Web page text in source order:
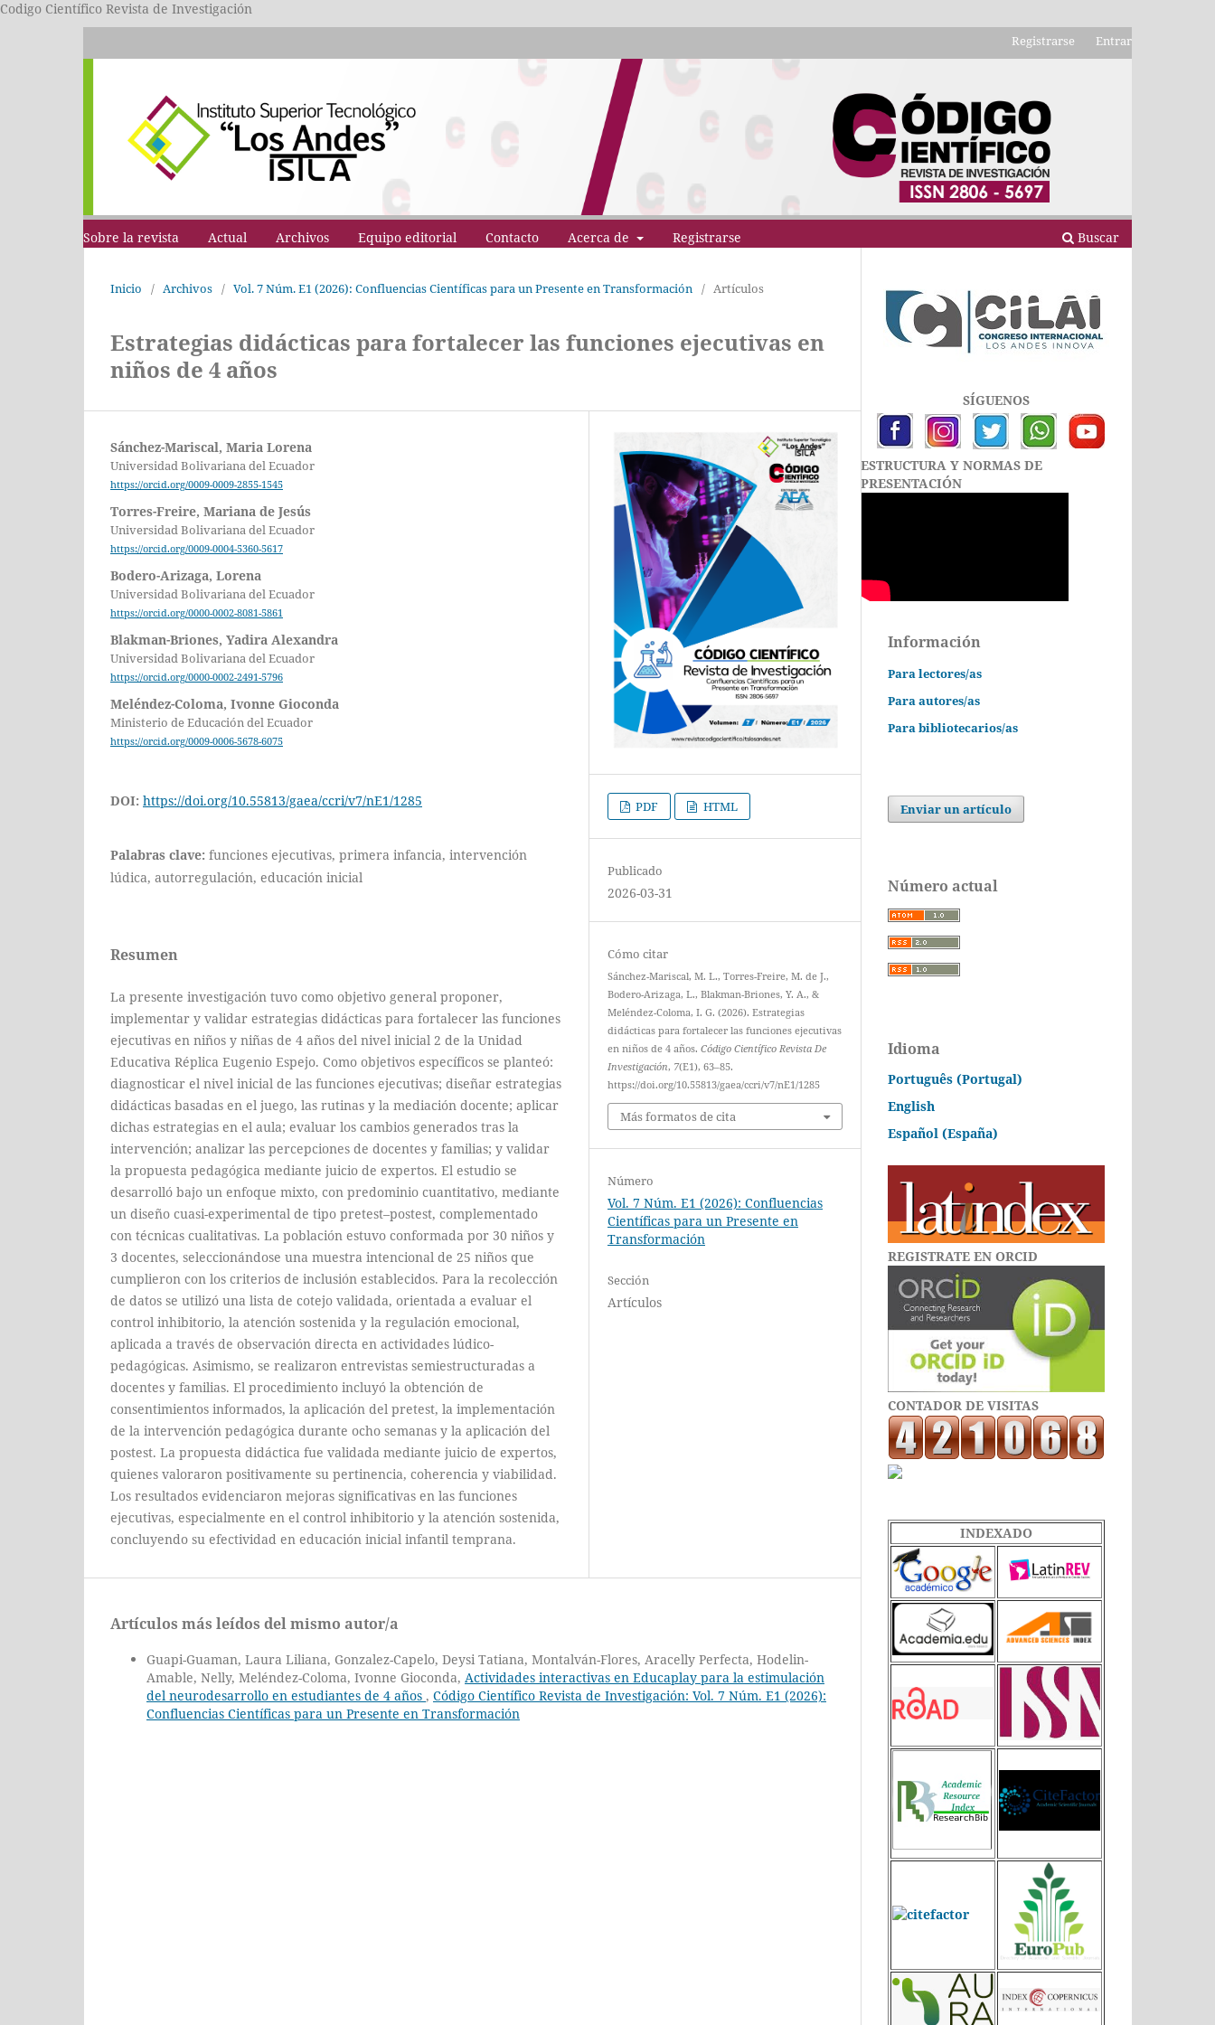
Codigo Científico Revista de Investigación
Sobre la revista Actual Archivos Equipo editorial Contacto Acerca de Registrarse Buscar
Registrarse Entrar
Inicio / Archivos / Vol. 7 Núm. E1 (2026): Confluencias Científicas para un Presente en Transformación / Artículos
Estrategias didácticas para fortalecer las funciones ejecutivas en
niños de 4 años
Sánchez-Mariscal, Maria Lorena
Universidad Bolivariana del Ecuador
https://orcid.org/0009-0009-2855-1545
Torres-Freire, Mariana de Jesús
Universidad Bolivariana del Ecuador
https://orcid.org/0009-0004-5360-5617
Bodero-Arizaga, Lorena
Universidad Bolivariana del Ecuador
https://orcid.org/0000-0002-8081-5861
Blakman-Briones, Yadira Alexandra
Universidad Bolivariana del Ecuador
https://orcid.org/0000-0002-2491-5796
Meléndez-Coloma, Ivonne Gioconda
Ministerio de Educación del Ecuador
https://orcid.org/0009-0006-5678-6075
DOI: https://doi.org/10.55813/gaea/ccri/v7/nE1/1285
Palabras clave: funciones ejecutivas, primera infancia, intervención
lúdica, autorregulación, educación inicial
Resumen
La presente investigación tuvo como objetivo general proponer,
implementar y validar estrategias didácticas para fortalecer las funciones
ejecutivas en niños y niñas de 4 años del nivel inicial 2 de la Unidad
Educativa Réplica Eugenio Espejo. Como objetivos específicos se planteó:
diagnosticar el nivel inicial de las funciones ejecutivas; diseñar estrategias
didácticas basadas en el juego, las rutinas y la mediación docente; aplicar
dichas estrategias en el aula; evaluar los cambios generados tras la
intervención; analizar las percepciones de docentes y familias; y validar
la propuesta pedagógica mediante juicio de expertos. El estudio se
desarrolló bajo un enfoque mixto, con predominio cuantitativo, mediante
un diseño cuasi-experimental de tipo pretest–postest, complementado
con técnicas cualitativas. La población estuvo conformada por 30 niños y
3 docentes, seleccionándose una muestra intencional de 25 niños que
cumplieron con los criterios de inclusión establecidos. Para la recolección
de datos se utilizó una lista de cotejo validada, orientada a evaluar el
control inhibitorio, la atención sostenida y la regulación emocional,
aplicada a través de observación directa en actividades lúdico-
pedagógicas. Asimismo, se realizaron entrevistas semiestructuradas a
docentes y familias. El procedimiento incluyó la obtención de
consentimientos informados, la aplicación del pretest, la implementación
de la intervención pedagógica durante ocho semanas y la aplicación del
postest. La propuesta didáctica fue validada mediante juicio de expertos,
quienes valoraron positivamente su pertinencia, coherencia y viabilidad.
Los resultados evidenciaron mejoras significativas en las funciones
ejecutivas, especialmente en el control inhibitorio y la atención sostenida,
concluyendo su efectividad en educación inicial infantil temprana.
PDF HTML
Publicado
2026-03-31
Cómo citar
Sánchez-Mariscal, M. L., Torres-Freire, M. de J.,
Bodero-Arizaga, L., Blakman-Briones, Y. A., &
Meléndez-Coloma, I. G. (2026). Estrategias
didácticas para fortalecer las funciones ejecutivas
en niños de 4 años.Código Científico Revista De
Investigación, 7(E1), 63–85.
https://doi.org/10.55813/gaea/ccri/v7/nE1/1285
Más formatos de cita
Número
Vol. 7 Núm. E1 (2026): Confluencias
Científicas para un Presente en
Transformación
Sección
Artículos
Artículos más leídos del mismo autor/a
Guapi-Guaman, Laura Liliana, Gonzalez-Capelo, Deysi Tatiana, Montalván-Flores, Aracelly Perfecta, Hodelin-
Amable, Nelly, Meléndez-Coloma, Ivonne Gioconda, Actividades interactivas en Educaplay para la estimulación
del neurodesarrollo en estudiantes de 4 años , Código Científico Revista de Investigación: Vol. 7 Núm. E1 (2026):
Confluencias Científicas para un Presente en Transformación
SÍGUENOS
ESTRUCTURA Y NORMAS DE
PRESENTACIÓN
Información
Para lectores/as
Para autores/as
Para bibliotecarios/as
Enviar un artículo
Número actual
Idioma
Português (Portugal)
English
Español (España)
REGISTRATE EN ORCID
CONTADOR DE VISITAS
INDEXADO